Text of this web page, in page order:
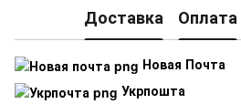
Доставка Оплата
Новая Почта
Укрпошта